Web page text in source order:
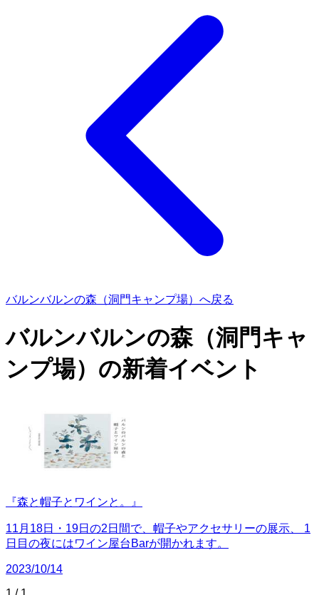
バルンバルンの森（洞門キャンプ場）へ戻る
バルンバルンの森（洞門キャ
ンプ場）の新着イベント
『森と帽子とワインと。』
11月18日・19日の2日間で、帽子やアクセサリーの展示、 1
日目の夜にはワイン屋台Barが開かれます。
2023/10/14